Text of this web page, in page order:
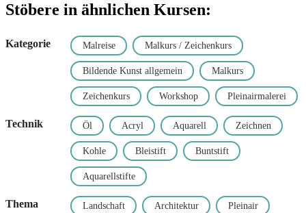
Stöbere in ähnlichen Kursen:
Kategorie Malreise Malkurs / Zeichenkurs
Bildende Kunst allgemein Malkurs
Zeichenkurs Workshop Pleinairmalerei
Technik Öl Acryl Aquarell Zeichnen
Kohle Bleistift Buntstift
Aquarellstifte
Thema Landschaft Architektur Pleinair